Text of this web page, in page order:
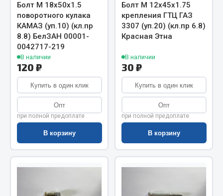
Весь раздел
Цепи подъёмные
Весь раздел
РТИ
Кольца уплотнительные
Лента конвейерная
Манжеты
Прокладки
Болт М 18х50х1.5
поворотного кулака
КАМАЗ (уп.10) (кл.пр
8.8) БелЗАН 00001-
0042717-219
В наличии
120 ₽
Купить в один клик
Опт
при полной предоплате
В корзину
Болт М 12х45х1.75
крепления ГТЦ ГАЗ
3307 (уп.20) (кл.пр 6.8)
Красная Этна
В наличии
30 ₽
Купить в один клик
Опт
при полной предоплате
В корзину